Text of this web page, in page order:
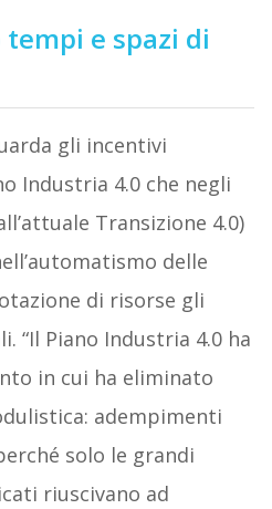
e spazi di
gli incentivi
Industria 4.0 che negli
Transizione 4.0)
delle
di risorse gli
“Il Piano Industria 4.0 ha
in cui ha eliminato
adempimenti
solo le grandi
riuscivano ad